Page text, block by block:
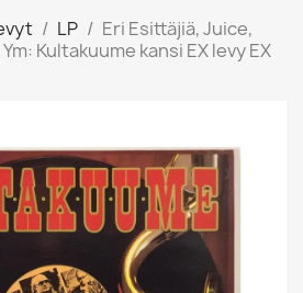
LP
Eri Esittäjiä, Juice,
Kultakuume kansi EX levy EX